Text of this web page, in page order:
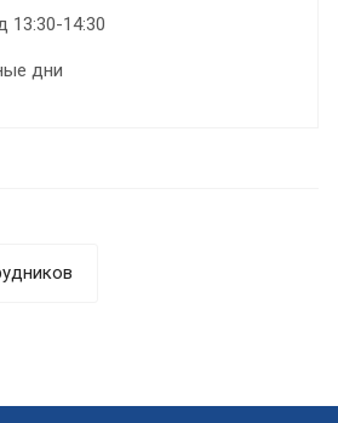
13:30-14:30
дни